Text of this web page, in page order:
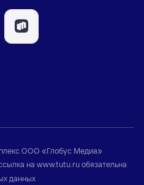
ООО «Глобус Медиа»
на www.tutu.ruобязательна
данных